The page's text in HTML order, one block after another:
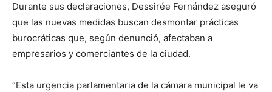
Durante sus declaraciones, Dessirée Fernández aseguró
que las nuevas medidas buscan desmontar prácticas
burocráticas que, según denunció, afectaban a
empresarios y comerciantes de la ciudad.
“Esta urgencia parlamentaria de la cámara municipal le va